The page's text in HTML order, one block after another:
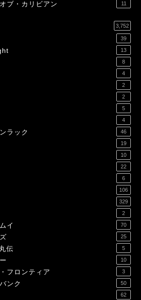
ブ・カリビアン 11
3,752
39
13
8
4
2
2
5
4
ラック 46
19
10
22
6
106
329
2
イ 70
25
伝 5
10
フロンティア 3
ンク 50
62